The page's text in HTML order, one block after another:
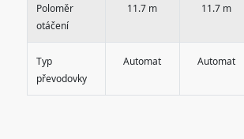
Poloměr
otáčení
11.7 m 11.7 m
Typ
převodovky
Automat Automat